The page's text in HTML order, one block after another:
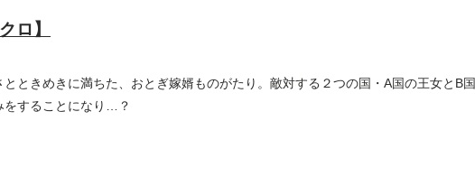
ロ】
ときめきに満ちた、おとぎ嫁婿ものがたり。敵対する２つの国・A国の王女とB国
をすることになり…？